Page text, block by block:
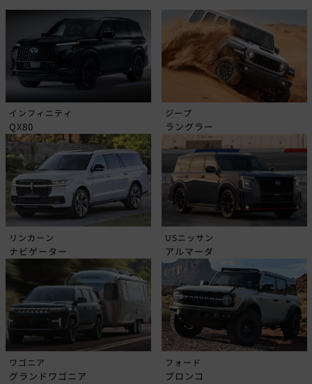
インフィニティ
QX80
ジープ
ラングラー
リンカーン
ナビゲーター
USニッサン
アルマーダ
ワゴニア
グランドワゴニア
フォード
ブロンコ